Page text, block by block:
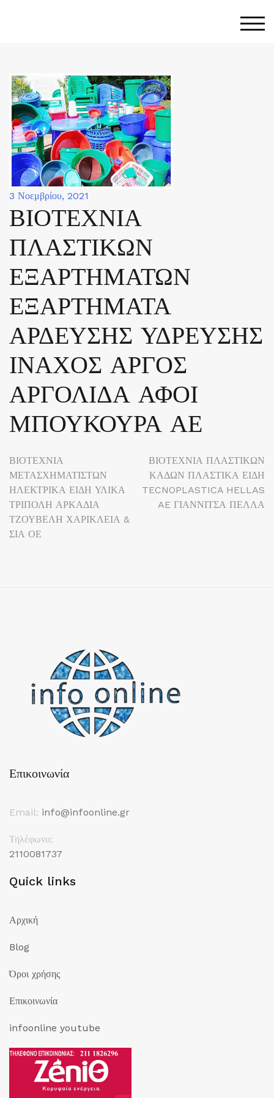
3 Νοεμβρίου, 2021
ΒΙΟΤΕΧΝΙΑ
ΠΛΑΣΤΙΚΩΝ
ΕΞΑΡΤΗΜΑΤΩΝ
ΕΞΑΡΤΗΜΑΤΑ
ΑΡΔΕΥΣΗΣ ΥΔΡΕΥΣΗΣ
ΙΝΑΧΟΣ ΑΡΓΟΣ
ΑΡΓΟΛΙΔΑ ΑΦΟΙ
ΜΠΟΥΚΟΥΡΑ ΑΕ
Πλοήγηση
άρθρων
ΒΙΟΤΕΧΝΙΑ
ΜΕΤΑΣΧΗΜΑΤΙΣΤΩΝ
ΗΛΕΚΤΡΙΚΑ ΕΙΔΗ ΥΛΙΚΑ
ΤΡΙΠΟΛΗ ΑΡΚΑΔΙΑ
ΤΖΟΥΒΕΛΗ ΧΑΡΙΚΛΕΙΑ &
ΣΙΑ ΟΕ
ΒΙΟΤΕΧΝΙΑ ΠΛΑΣΤΙΚΩΝ
ΚΑΔΩΝ ΠΛΑΣΤΙΚΑ ΕΙΔΗ
TECNOPLASTICA HELLAS
AE ΓΙΑΝΝΙΤΣΑ ΠΕΛΛΑ
Επικοινωνία
Email: info@infoonline.gr
Τηλέφωνο:
2110081737
Quick links
Αρχική
Blog
Όροι χρήσης
Επικοινωνία
infoonline youtube